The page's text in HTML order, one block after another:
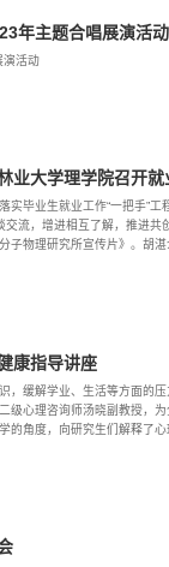
年主题合唱展演活动
演活动
业大学理学院召开就
实毕业生就业工作“一把手”
交流，增进相互了解，推进
物理研究所宣传片》。胡湛
康指导讲座
，缓解学业、生活等方面
心理咨询师汤晓副教授，
角度，向研究生们解释了心